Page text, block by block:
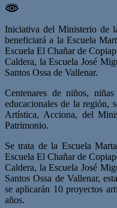
Iniciativa del Ministerio de
beneficiará a la Escuela
Escuela El Chañar de
Caldera, la Escuela José
Santos Ossa de Vallenar.
Centenares de niños,
educacionales de la región,
Artística, Acciona, del
Patrimonio.
Se trata de la Escuela
Escuela El Chañar de
Caldera, la Escuela José
Santos Ossa de Vallenar,
se aplicarán 10 proyectos
años.